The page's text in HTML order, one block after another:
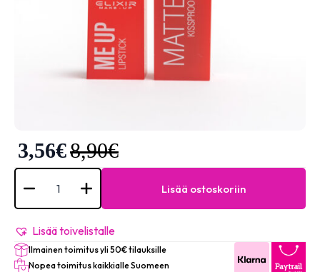
8,90€
3,56€
Kissproof
Lipstick
Me
#002
(Coral
pink)
määrä
Lisää ostoskoriin
Lisää toivelistalle
Ilmainen toimitus yli 50€ tilauksille
Nopea toimitus kaikkialle Suomeen